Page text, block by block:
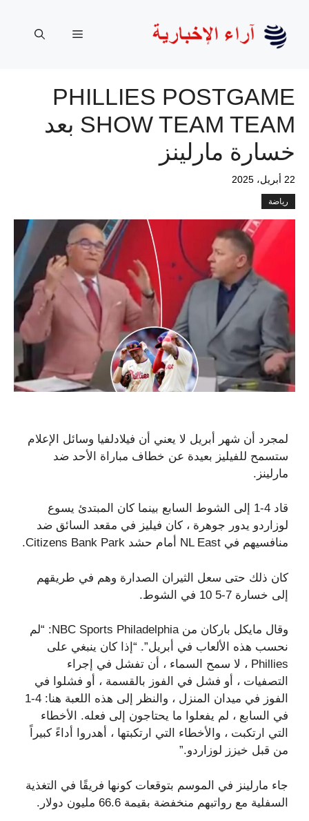
المحتوى
القائمة
PHILLIES POSTGAME
SHOW TEAM TEAM بعد
خسارة مارلينز
22 أبريل، 2025
رياضة
لمجرد أن شهر أبريل لا يعني أن فيلادلفيا وسائل الإعلام
ستسمح للفيليز بعيدة عن خطاف مباراة الأحد ضد
مارلينز.
قاد 4-1 إلى الشوط السابع بينما كان المبتدئ يسوع
لوزاردو يدور جوهرة ، كان فيليز في مقعد السائق ضد
منافسيهم في NL East أمام حشد Citizens Bank Park.
كان ذلك حتى سعل الثيران الصدارة وهم في طريقهم
إلى خسارة 7-5 10 في الشوط.
وقال مايكل باركان من NBC Sports Philadelphia: “لم
نحسب هذه الألعاب في أبريل”. “إذا كان ينبغي على
Phillies ، لا سمح السماء ، أن تفشل في إجراء
التصفيات ، أو فشل في الفوز بالقسمة ، أو فشلوا في
الفوز في ميدان المنزل ، والنظر إلى هذه اللعبة هنا: 4-1
في السابع ، لم يفعلوا ما يحتاجون إلى فعله. الأخطاء
التي ارتكبت ، والأخطاء التي ارتكبتها ، أهدروا أداءً كبيراً
من قبل خيزز لوزاردو.”
جاء مارلينز في الموسم بتوقعات كونها فريقًا في التغذية
السفلية مع رواتبهم منخفضة بقيمة 66.6 مليون دولار.